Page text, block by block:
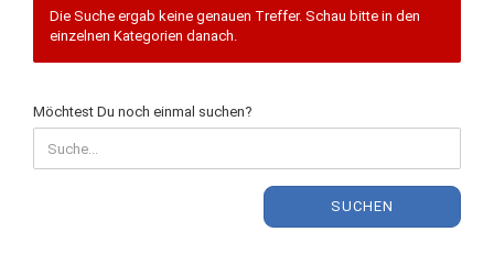
Die Suche ergab keine genauen Treffer. Schau bitte in den
einzelnen Kategorien danach.
MÖCHTEST
DU
NOCH
EINMAL
Möchtest Du noch einmal suchen?
SUCHEN